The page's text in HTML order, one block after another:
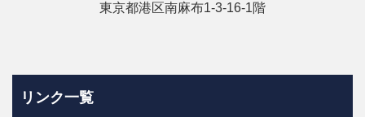
東京都港区南麻布1-3-16‐1階
リンク一覧